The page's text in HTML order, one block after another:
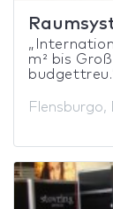
m² bis
Flensburgo,